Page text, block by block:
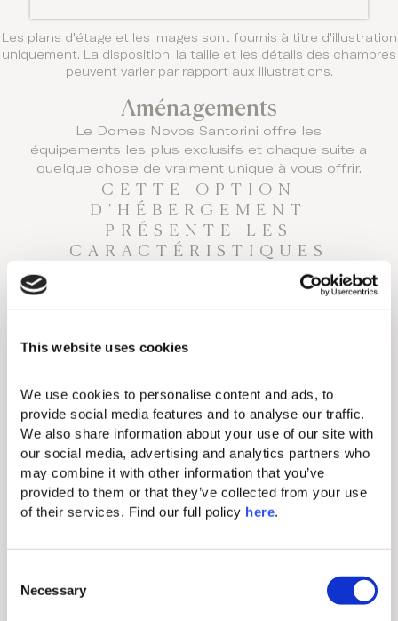
This website uses cookies
We use cookies to personalise content and ads, to
provide social media features and to analyse our traffic.
We also share information about your use of our site with
our social media, advertising and analytics partners who
may combine it with other information that you’ve
provided to them or that they’ve collected from your use
of their services. Find our full policy here.
Necessary
Les plans d'étage et les images sont fournis à titre d'illustration
uniquement. La disposition, la taille et les détails des chambres
peuvent varier par rapport aux illustrations.
Aménagements
Le Domes Novos Santorini offre les
équipements les plus exclusifs et chaque suite a
quelque chose de vraiment unique à vous offrir.
CETTE OPTION
D'HÉBERGEMENT
PRÉSENTE LES
CARACTÉRISTIQUES
Télévision par câble et télévision par
satellite
Sèche-cheveux
Fer & planche à repasser
Coffre